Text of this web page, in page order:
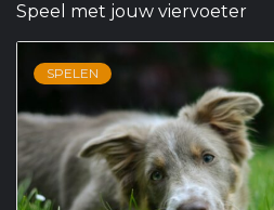
Speel met jouw viervoeter
SPELEN